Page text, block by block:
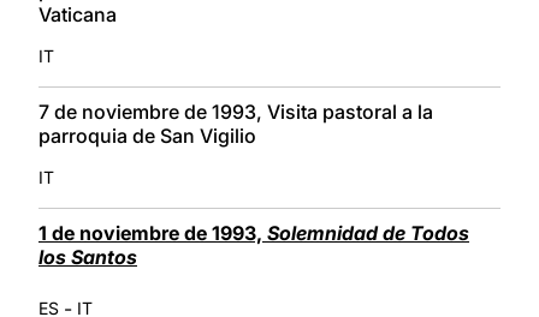
Vaticana
IT
7 de noviembre de 1993, Visita pastoral a la
parroquia de San Vigilio
IT
1 de noviembre de 1993, Solemnidad de Todos
los Santos
ES - IT